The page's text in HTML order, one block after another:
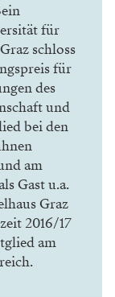
für
schloss
für
des
und
bei den
am
Gast u.a.
Graz
2016/17
am